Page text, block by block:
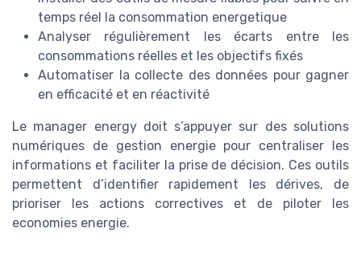
temps réel la consommation energetique
Analyser régulièrement les écarts entre les
consommations réelles et les objectifs fixés
Automatiser la collecte des données pour gagner
en efficacité et en réactivité
Le manager energy doit s’appuyer sur des solutions
numériques de gestion energie pour centraliser les
informations et faciliter la prise de décision. Ces outils
permettent d’identifier rapidement les dérives, de
prioriser les actions correctives et de piloter les
economies energie.